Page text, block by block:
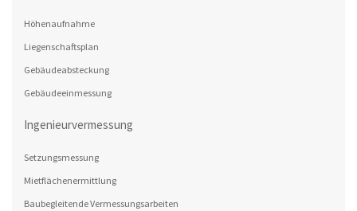
Höhenaufnahme
Liegenschaftsplan
Gebäudeabsteckung
Gebäudeeinmessung
Ingenieurvermessung
Setzungsmessung
Mietflächenermittlung
Baubegleitende Vermessungsarbeiten